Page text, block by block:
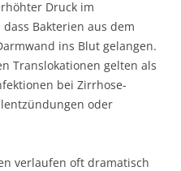
Druck im
Bakterien aus dem
ins Blut gelangen.
Translokationen gelten als
bei Zirrhose-
oder
verlaufen oft dramatisch